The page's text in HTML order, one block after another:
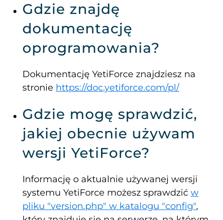
Gdzie znajdę
dokumentację
oprogramowania?
Dokumentację YetiForce znajdziesz na
stronie https://doc.yetiforce.com/pl/
Gdzie mogę sprawdzić,
jakiej obecnie używam
wersji YetiForce?
Informację o aktualnie używanej wersji
systemu YetiForce możesz sprawdzić w
pliku "version.php" w katalogu "config",